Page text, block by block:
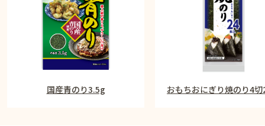
国産青のり3.5g おもちおにぎり焼のり4